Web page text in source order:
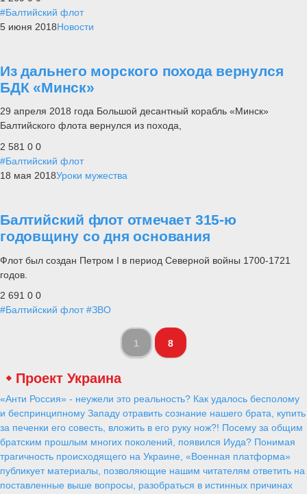
#Балтийский флот
5 июня 2018Новости
Из дальнего морского похода вернулся
БДК «Минск»
29 апреля 2018 года Большой десантный корабль «Минск»
Балтийского флота вернулся из похода,
2 581 0 0
#Балтийский флот
18 мая 2018Уроки мужества
Балтийский флот отмечает 315-ю
годовщину со дня основания
Флот был создан Петром I в период Северной войны 1700-1721
годов.
2 691 0 0
#Балтийский флот #ЗВО
1 8
Проект Украина
«Анти Россия» - неужели это реальность? Как удалось бесполому
и беспринципному Западу отравить сознание нашего брата, купить
за печенки его совесть, вложить в его руку нож?! Посему за общим
братским прошлым многих поколений, появился Иуда? Понимая
трагичность происходящего на Украине, «Военная платформа»
публикует материалы, позволяющие нашим читателям ответить на
поставленные выше вопросы, разобраться в истинных причинах